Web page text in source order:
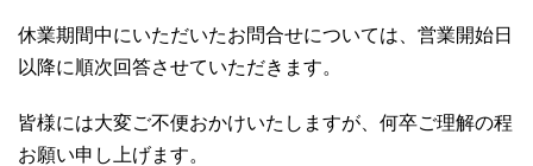
休業期間中にいただいたお問合せについては、営業開始日
以降に順次回答させていただきます。
皆様には大変ご不便おかけいたしますが、何卒ご理解の程
お願い申し上げます。